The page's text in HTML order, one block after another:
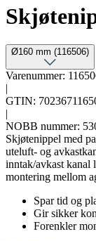
Ø160 mm (116506)
Varenummer:
|
GTIN:
|
NOBB nummer:
Skjøtenippel med
uteluft- og
inntak/avkast kanal
montering mellom
Spar tid og
Gir sikker
Forenkler